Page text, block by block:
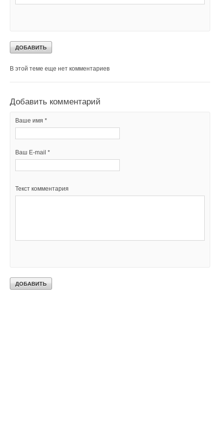
Комментарии
В этой теме еще нет комментариев
Добавить комментарий
Ваше имя *
Ваш E-mail *
Текст комментария